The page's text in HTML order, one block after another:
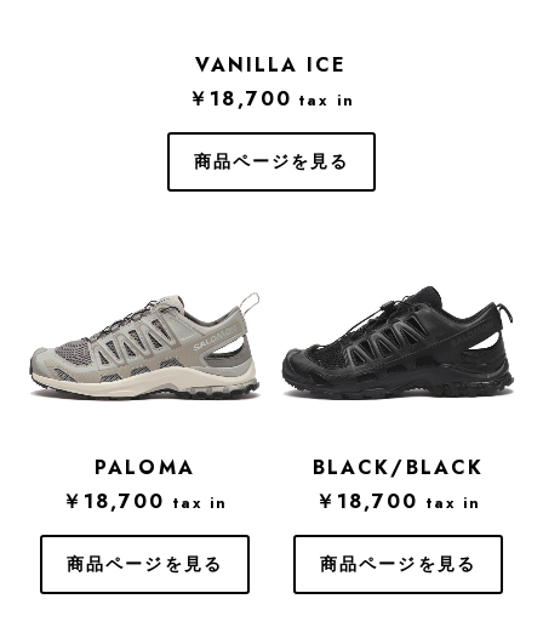
VANILLA ICE
￥18,700 tax in
商品ページを見る
PALOMA
￥18,700 tax in
商品ページを見る
BLACK/BLACK
￥18,700 tax in
商品ページを見る